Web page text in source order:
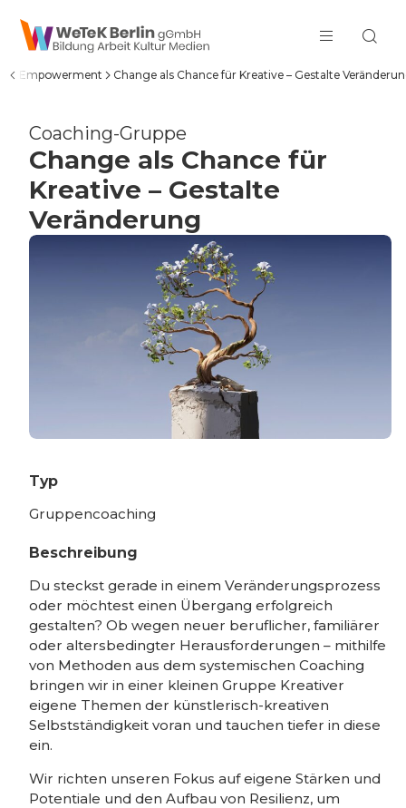
zum Inhalt springen
& Empowerment Change als Chance für Kreative – Gestalte
Coaching-Gruppe
Change als Chance für
Kreative – Gestalte
Veränderung
Typ
Gruppencoaching
Beschreibung
Du steckst gerade in einem Veränderungsprozess
oder möchtest einen Übergang erfolgreich
gestalten? Ob wegen neuer beruflicher, familiärer
oder altersbedingter Herausforderungen – mithilfe
von Methoden aus dem systemischen Coaching
bringen wir in einer kleinen Gruppe Kreativer
eigene Themen der künstlerisch-kreativen
Selbstständigkeit voran und tauchen tiefer in diese
ein.
Wir richten unseren Fokus auf eigene Stärken und
Potentiale und den Aufbau von Resilienz, um